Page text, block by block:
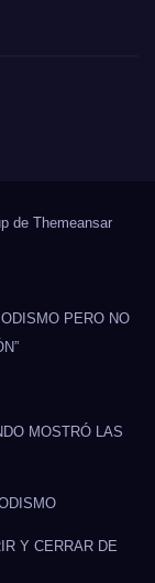
de Themeansar
PERO NO
MOSTRÓ LAS
Y CERRAR DE